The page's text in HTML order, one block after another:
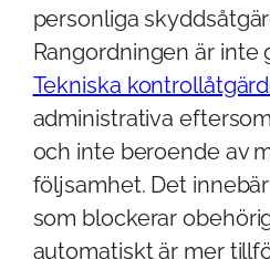
personliga
Rangordningen är inte
Tekniska
administrativa
och inte beroende av
följsamhet. Det
som blockerar
automatiskt är mer